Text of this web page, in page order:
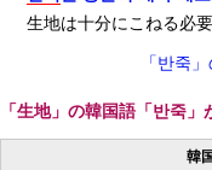
生地は十分にこねる必
「반죽
「生地」の韓国語「반죽
韓